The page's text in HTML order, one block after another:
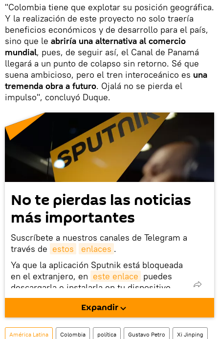
"Colombia tiene que explotar su posición geográfica.
Y la realización de este proyecto no solo traería
beneficios económicos y de desarrollo para el país,
sino que le abriría una alternativa al comercio
mundial, pues, de seguir así, el Canal de Panamá
llegará a un punto de colapso sin retorno. Sé que
suena ambicioso, pero el tren interoceánico es una
tremenda obra a futuro. Ojalá no se pierda el
impulso", concluyó Duque.
No te pierdas las noticias
más importantes
Suscríbete a nuestros canales de Telegram a
través de estos enlaces .
Ya que la aplicación Sputnik está bloqueada
en el extranjero, en este enlace puedes
descargarla e instalarla en tu dispositivo
móvil (¡solo para Android!).
También tenemos una cuenta en la red
social rusa VK .
Expandir
América Latina Colombia política Gustavo Petro Xi Jinping